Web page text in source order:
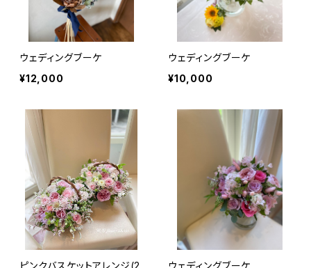
ウェディングブーケ
¥12,000
ウェディングブーケ
¥10,000
ピンクバスケットアレンジ(2 ウェディングブーケ